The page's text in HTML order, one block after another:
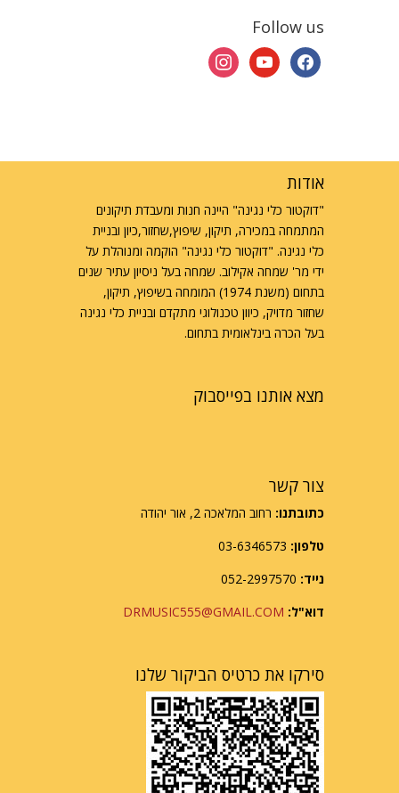
Follow us
facebook
youtube
instagram
אודות
"דוקטור כלי נגינה" היינה חנות ומעבדת תיקונים
המתמחה במכירה, תיקון, שיפוץ,שחזור,כיון ובניית
כלי נגינה. "דוקטור כלי נגינה" הוקמה ומנוהלת על
ידי מר' שמחה אקילוב. שמחה בעל ניסיון עתיר שנים
בתחום (משנת 1974) המומחה בשיפוץ, תיקון,
שחזור מדויק, כיוון טכנולוגי מתקדם ובניית כלי נגינה
בעל הכרה בינלאומית בתחום.
מצא אותנו בפייסבוק
צור קשר
כתובתנו: רחוב המלאכה 2, אור יהודה
טלפון:
נייד:
דוא"ל: DRMUSIC555@GMAIL.COM
סירקו את כרטיס הביקור שלנו